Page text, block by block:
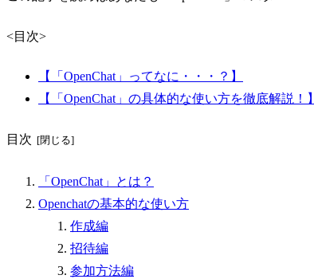
<目次>
【「OpenChat」ってなに・・・？】
【「OpenChat」の具体的な使い方を徹底解説！】
目次
「OpenChat」とは？
Openchatの基本的な使い方
作成編
招待編
参加方法編